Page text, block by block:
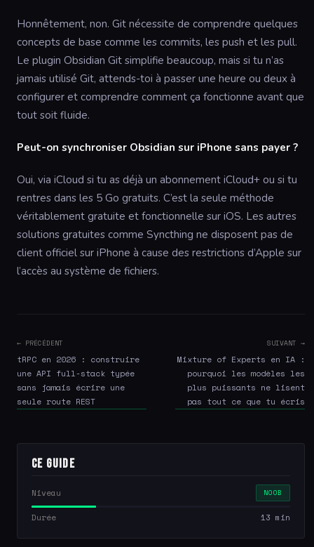
Honnêtement, non. Git nécessite de comprendre quelques
concepts de base comme les commits, les push et les pull.
Le plugin Obsidian Git simplifie beaucoup, mais si tu n’as
jamais utilisé Git, attends-toi à passer une heure ou deux à
configurer et comprendre comment ça fonctionne avant que
tout soit fluide.
Peut-on synchroniser Obsidian sur iPhone sans payer ?
Oui, via iCloud si tu as déjà un abonnement iCloud+ ou si tu
rentres dans les 5 Go gratuits. C’est la seule méthode
véritablement gratuite et fonctionnelle sur iOS. Les autres
solutions gratuites comme Syncthing ne disposent pas de
client officiel sur iPhone à cause des restrictions d’Apple sur
l’accès au système de fichiers.
← PRÉCÉDENT
tRPC en 2026 : construire
une API full-stack typée
sans jamais écrire une
seule route REST
SUIVANT →
Mixture of Experts en IA :
pourquoi les modèles les
plus puissants ne lisent
pas tout ce que tu écris
Ce guide
Niveau NOOB
Durée 13 min